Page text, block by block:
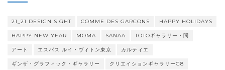
21_21 DESIGN SIGHT COMME DES GARCONS HAPPY HOLIDAYS
HAPPY NEW YEAR MOMA SANAA TOTOギャラリー・間
アート エスパス ルイ・ヴィトン東京 カルティエ
ギンザ・グラフィック・ギャラリー クリエイションギャラリーG8